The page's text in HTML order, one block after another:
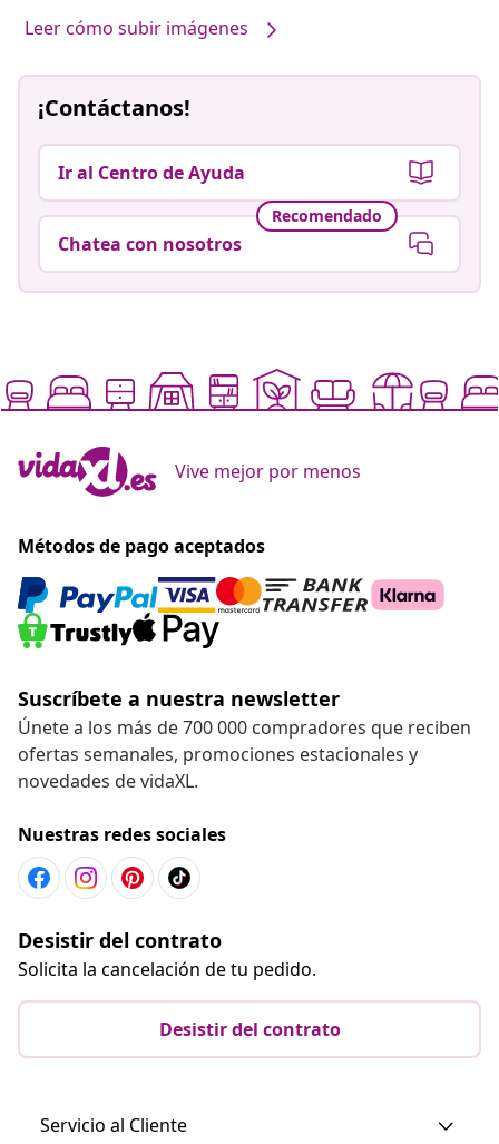
Leer cómo subir imágenes
¡Contáctanos!
Ir al Centro de Ayuda
Recomendado
Chatea con nosotros
Vive mejor por menos
Métodos de pago aceptados
Suscríbete a nuestra newsletter
Únete a los más de 700 000 compradores que reciben
ofertas semanales, promociones estacionales y
novedades de vidaXL.
Nuestras redes sociales
Desistir del contrato
Solicita la cancelación de tu pedido.
Desistir del contrato
Servicio al Cliente